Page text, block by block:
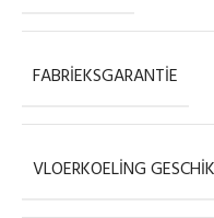
FABRIEKSGARANTIE
VLOERKOELING